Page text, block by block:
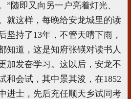
”随即又向另一户亮着灯光、
就这样，每晚给安龙城里的读
坚持了13年，不管天晴下雨，
知道，这是知府张锳对读书人
加发奋学习。这以后，安龙不
和会试，其中景其浚，在1852
进士，先后充任顺天乡试同考